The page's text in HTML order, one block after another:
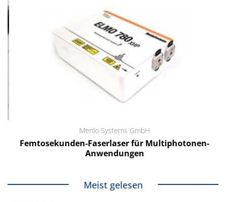
Menlo Systems GmbH
Femtosekunden-Faserlaser für Multiphotonen-
Anwendungen
Meist gelesen